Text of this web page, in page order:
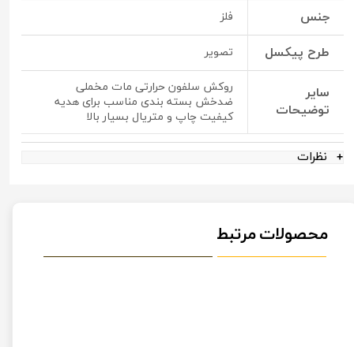
جنس فلز
طرح پیکسل تصویر
سایر
توضیحات
روکش سلفون حرارتی مات مخملی
ضدخش بسته بندی مناسب برای هدیه
کیفیت چاپ و متریال بسیار بالا
نظرات
محصولات مرتبط